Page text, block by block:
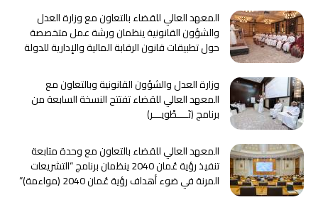
المعهد العالي للقضاء بالتعاون مع وزارة العدل
والشؤون القانونية ينظمان ورشة عمل متخصصة
حول تطبيقات قانون الرقابة المالية والإدارية للدولة
وزارة العدل والشؤون القانونية وبالتعاون مع
المعهد العالي للقضاء تفتتح النسخة السابعة من
برنامج ﴿تَــــطْويـــر﴾
المعهد العالي للقضاء بالتعاون مع وحدة متابعة
تنفيذ رؤية عُمان 2040 ينظمان برنامج “التشريعات
المرنة في ضوء أهداف رؤية عُمان 2040 (مواءمة)”